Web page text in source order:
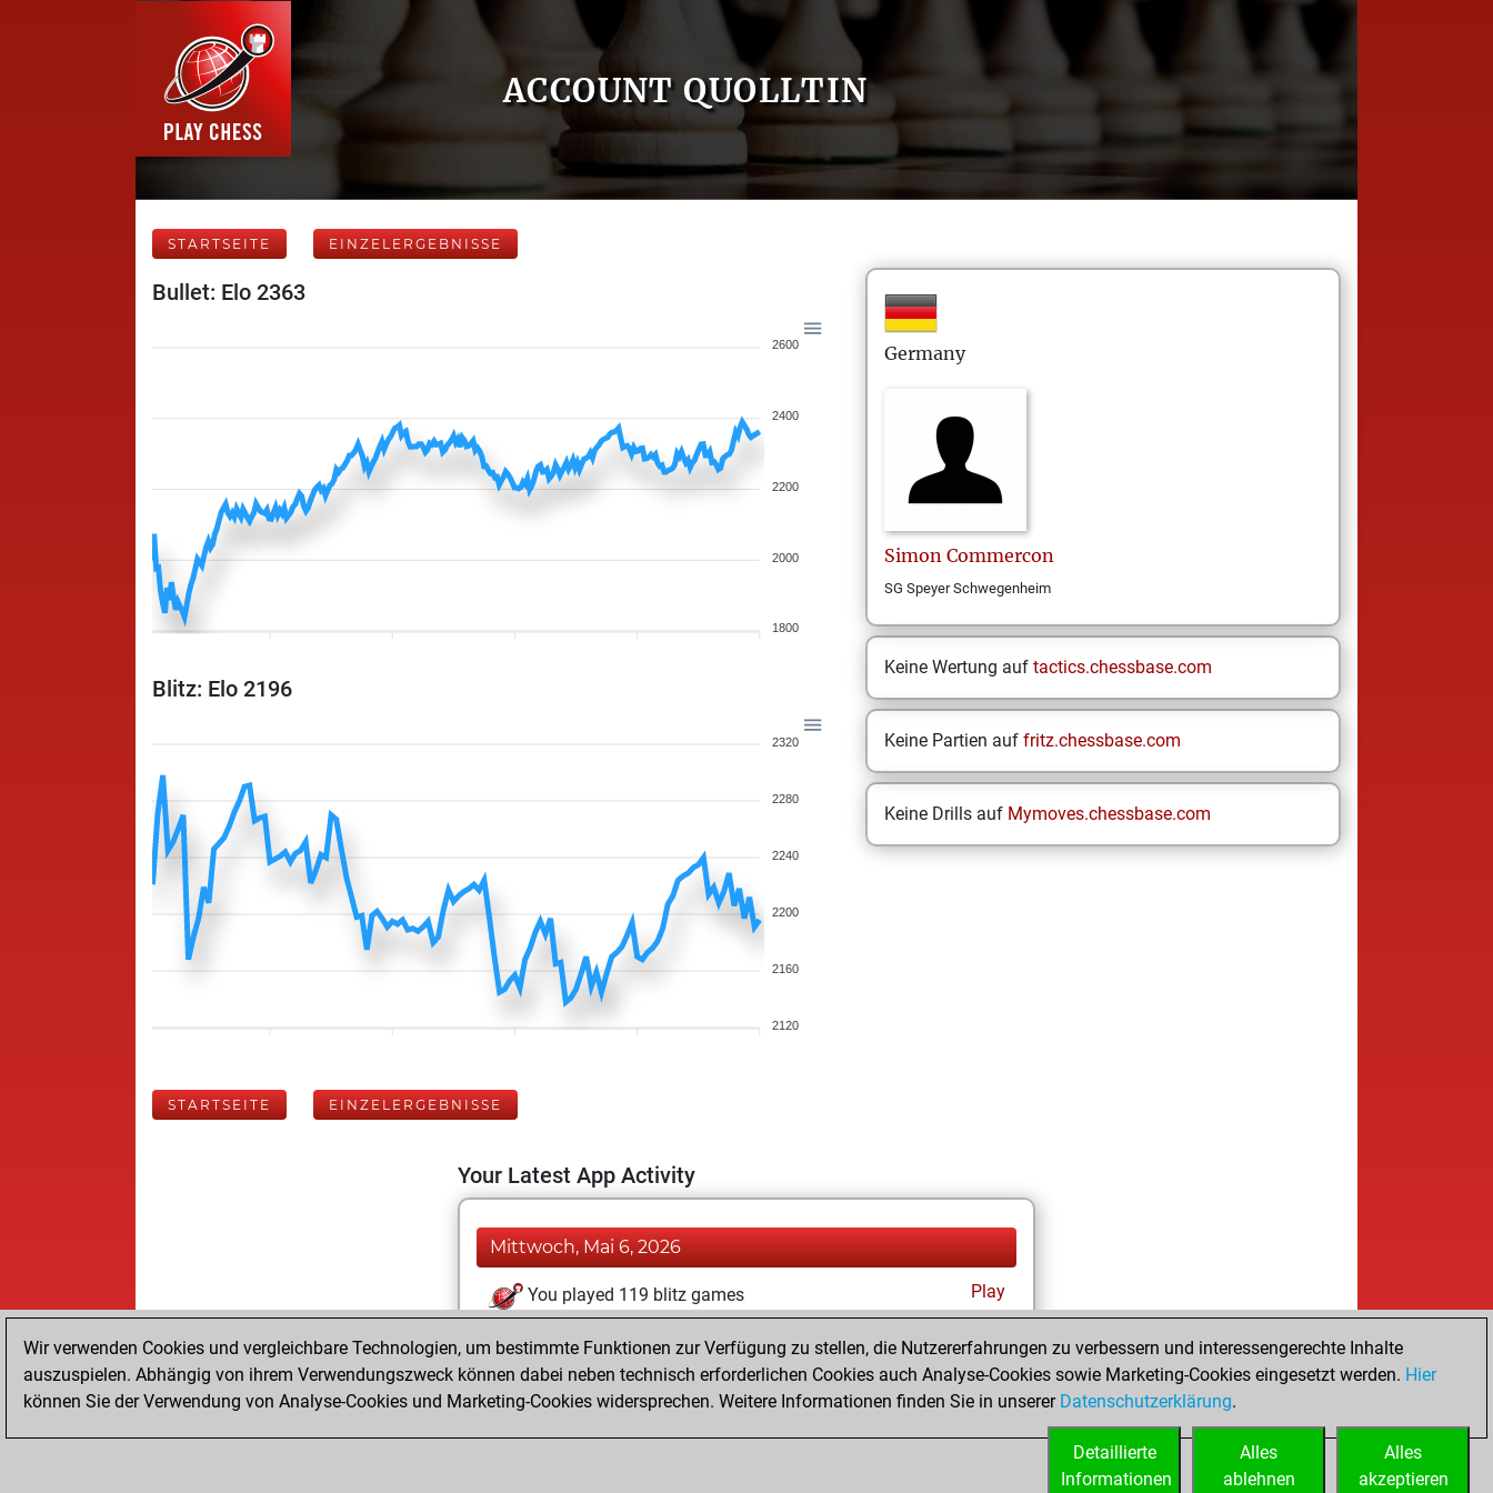
ACCOUNT QUOLLTIN
STARTSEITE EINZELERGEBNISSE
Bullet: Elo 2363
2600
2400
2200
2000
1800
Blitz: Elo 2196
2320
2280
2240
2200
2160
2120
Germany
Simon Commercon
SG Speyer Schwegenheim
Keine Wertung auf tactics.chessbase.com
Keine Partien auf fritz.chessbase.com
Keine Drills auf Mymoves.chessbase.com
STARTSEITE EINZELERGEBNISSE
Your Latest App Activity
Mittwoch, Mai 6, 2026
You played 119 blitz games
Play
You played 281 bullet games
You scored +173 =22 -86 in bullet
Wir verwenden Cookies und vergleichbare Technologien, um bestimmte Funktionen zur Verfügung zu stellen, die Nutzererfahrungen zu verbessern und interessengerechte Inhalte
auszuspielen. Abhängig von ihrem Verwendungszweck können dabei neben technisch erforderlichen Cookies auch Analyse-Cookies sowie Marketing-Cookies eingesetzt werden. Hier
können Sie der Verwendung von Analyse-Cookies und Marketing-Cookies widersprechen. Weitere Informationen finden Sie in unserer Datenschutzerklärung.
Alles
akzeptieren
Alles
ablehnen
Detaillierte
Informationen